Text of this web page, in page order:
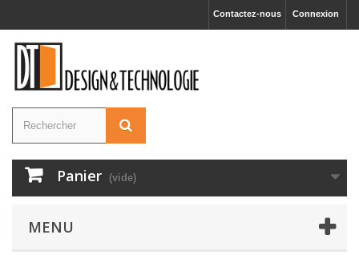
Connexion
Contactez-nous
Panier (vide)
MENU